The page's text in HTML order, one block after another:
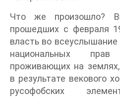
Что же произошло?
прошедших с февраля
власть во
национальных
проживающих на
в результате векового
русофобских